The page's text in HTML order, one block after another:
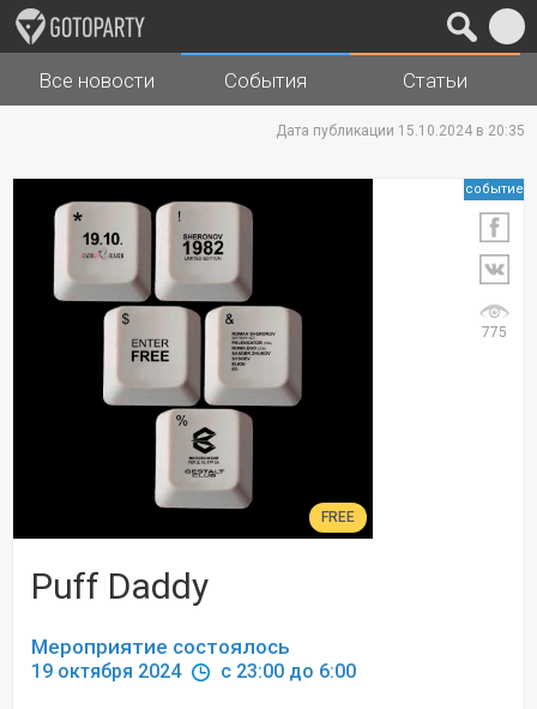
Города Музыка
Все новости События Статьи
Дата публикации 15.10.2024 в 20:35
FREE
событие
775
Puff Daddy
Мероприятие состоялось
19 октября 2024 c 23:00 до 6:00